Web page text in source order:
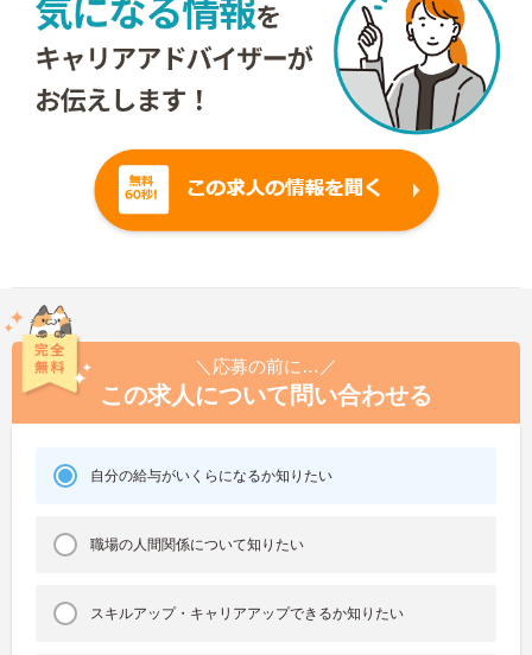
＼応募の前に…／
この求人について問い合わせる
自分の給与がいくらになるか知りたい
職場の人間関係について知りたい
スキルアップ・キャリアアップできるか知りたい